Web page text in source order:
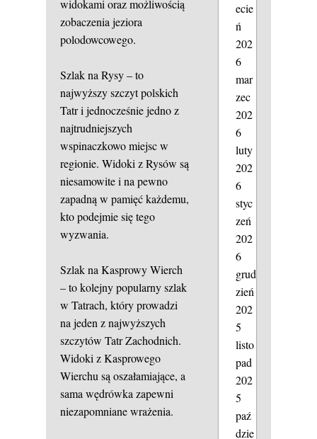
widokami oraz możliwością
zobaczenia jeziora
polodowcowego.
Szlak na Rysy – to
najwyższy szczyt polskich
Tatr i jednocześnie jedno z
najtrudniejszych
wspinaczkowo miejsc w
regionie. Widoki z Rysów są
niesamowite i na pewno
zapadną w pamięć każdemu,
kto podejmie się tego
wyzwania.
Szlak na Kasprowy Wierch
– to kolejny popularny szlak
w Tatrach, który prowadzi
na jeden z najwyższych
szczytów Tatr Zachodnich.
Widoki z Kasprowego
Wierchu są oszałamiające, a
sama wędrówka zapewni
niezapomniane wrażenia.
ecie
ń
202
6
mar
zec
202
6
luty
202
6
styc
zeń
202
6
grud
zień
202
5
listo
pad
202
5
paź
dzie